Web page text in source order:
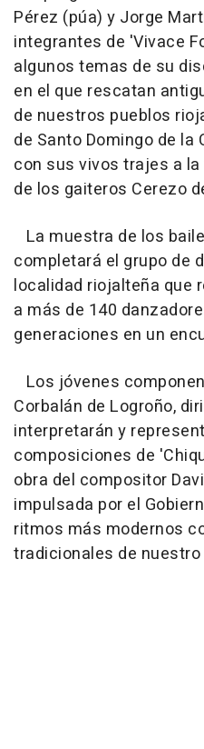
Pérez (púa) y Jorge
integrantes de 'Vivace
algunos temas de su
en el que rescatan
de nuestros pueblos
de Santo Domingo de
con sus vivos trajes a
de los gaiteros Cerezo
La muestra de los
completará el grupo de
localidad riojalteña que
a más de 140
generaciones en un
Los jóvenes
Corbalán de Logroño,
interpretarán y
composiciones de
obra del compositor
impulsada por el
ritmos más modernos
tradicionales de